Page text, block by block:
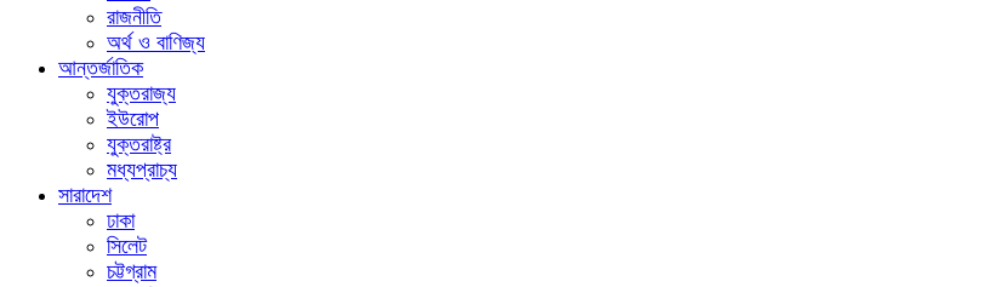
রাজনীতি
অর্থ ও বাণিজ্য
আন্তর্জাতিক
যুক্তরাজ্য
ইউরোপ
যুক্তরাষ্ট্র
মধ্যপ্রাচ্য
সারাদেশ
ঢাকা
সিলেট
চট্টগ্রাম